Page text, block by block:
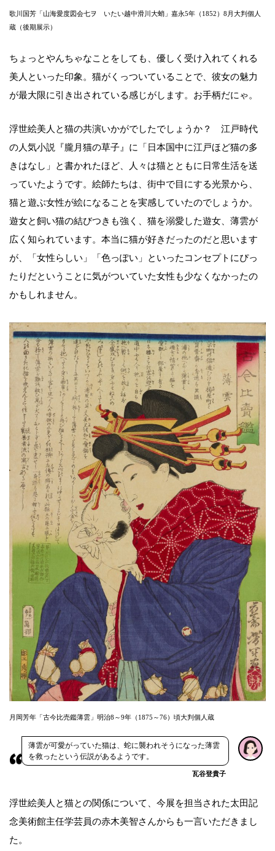
歌川国芳「山海愛度図会七ヲゝいたい越中滑川大蛸」嘉永5年（1852）8月大判個人
蔵（後期展示）
ちょっとやんちゃなことをしても、優しく受け入れてくれる
美人といった印象。猫がくっついていることで、彼女の魅力
が最大限に引き出されている感じがします。お手柄だにゃ。
浮世絵美人と猫の共演いかがでしたでしょうか？ 江戸時代
の人気小説『朧月猫の草子』に「日本国中に江戸ほど猫の多
きはなし」と書かれたほど、人々は猫とともに日常生活を送
っていたようです。絵師たちは、街中で目にする光景から、
猫と遊ぶ女性が絵になることを実感していたのでしょうか。
遊女と飼い猫の結びつきも強く、猫を溺愛した遊女、薄雲が
広く知られています。本当に猫が好きだったのだと思います
が、「女性らしい」「色っぽい」といったコンセプトにぴっ
たりだということに気がついていた女性も少なくなかったの
かもしれません。
月岡芳年「古今比売鑑薄雲」明治8～9年（1875～76）頃大判個人蔵
薄雲が可愛がっていた猫は、蛇に襲われそうになった薄雲
を救ったという伝説があるようです。
瓦谷登貴子
浮世絵美人と猫との関係について、今展を担当された太田記
念美術館主任学芸員の赤木美智さんからも一言いただきまし
た。